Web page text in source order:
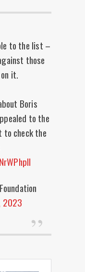
to the list –
those
it.
Boris
to the
to check the
2023